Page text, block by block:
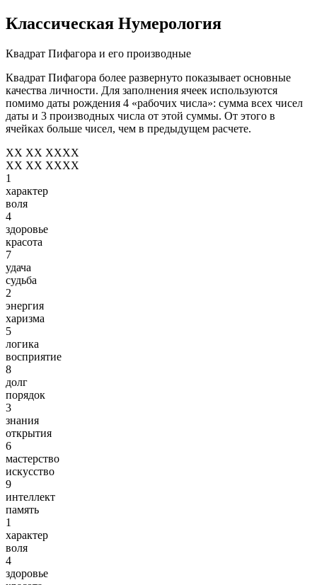
Классическая Нумерология
Квадрат Пифагора и его производные
Квадрат Пифагора более развернуто показывает основные
качества личности. Для заполнения ячеек используются
помимо даты рождения 4 «рабочих числа»: сумма всех чисел
даты и 3 производных числа от этой суммы. От этого в
ячейках больше чисел, чем в предыдущем расчете.
XX XX XXXX
XX XX XXXX
1
характер
воля
4
здоровье
красота
7
удача
судьба
2
энергия
харизма
5
логика
восприятие
8
долг
порядок
3
знания
открытия
6
мастерство
искусство
9
интеллект
память
1
характер
воля
4
здоровье